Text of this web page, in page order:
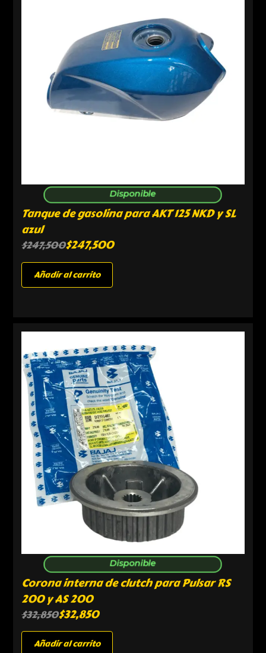
Disponible
Tanque de gasolina para AKT 125 NKD y SL
azul
$247,500$247,500
Añadir al carrito
Disponible
Corona interna de clutch para Pulsar RS
200 y AS 200
$32,850$32,850
Añadir al carrito